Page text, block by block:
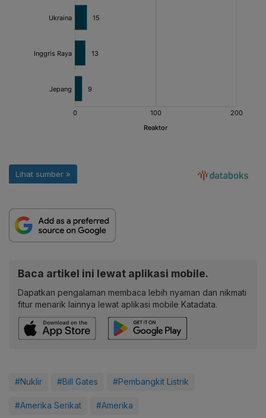
Baca artikel ini lewat aplikasi mobile.
Dapatkan pengalaman membaca lebih nyaman dan nikmati
fitur menarik lainnya lewat aplikasi mobile Katadata.
#Nuklir #Bill Gates #Pembangkit Listrik
#Amerika Serikat #Amerika